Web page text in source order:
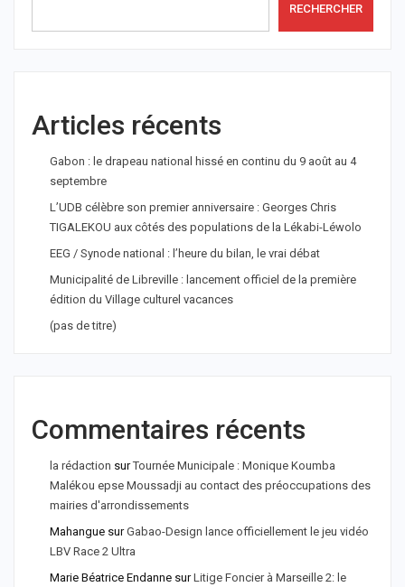
RECHERCHER
Articles récents
Gabon : le drapeau national hissé en continu du 9 août au 4
septembre
L’UDB célèbre son premier anniversaire : Georges Chris
TIGALEKOU aux côtés des populations de la Lékabi-Léwolo
EEG / Synode national : l’heure du bilan, le vrai débat
Municipalité de Libreville : lancement officiel de la première
édition du Village culturel vacances
(pas de titre)
Commentaires récents
la rédaction surTournée Municipale : Monique Koumba
Malékou epse Moussadji au contact des préoccupations des
mairies d'arrondissements
Mahangue surGabao-Design lance officiellement le jeu vidéo
LBV Race 2 Ultra
Marie Béatrice Endanne surLitige Foncier à Marseille 2: le